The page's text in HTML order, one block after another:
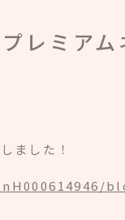
ミアム
ました！